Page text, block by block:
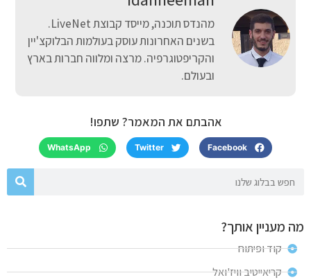
מה מעניין אותך?
קוד ופיתוח
קריאייטיב וויז'ואל
מהנדס תוכנה, מייסד קבוצת LiveNet.
בשנים האחרונות עוסק בעולמות הבלוקצ'יין
והקריפטוגרפיה. מרצה ומלווה חברות בארץ
ובעולם.
אהבתם את המאמר? שתפו!
Facebook
Twitter
WhatsApp